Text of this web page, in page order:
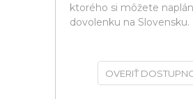
ktorého si môžete
dovolenku na Slovensku.
OVERIŤ